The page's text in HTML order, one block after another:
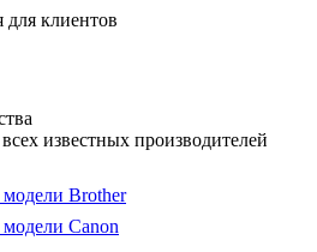
клиентов
известных производителей
Brother
Canon